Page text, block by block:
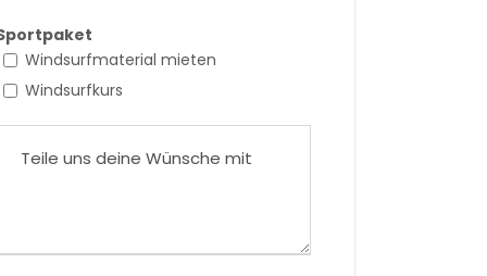
Windsurfmaterial mieten
Windsurfkurs